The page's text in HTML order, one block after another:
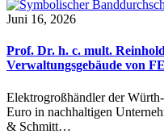
Juni 16, 2026
Prof. Dr. h. c. mult.
Verwaltungsgebäude von
Elektrogroßhändler der
Euro in nachhaltigen
& Schmitt…